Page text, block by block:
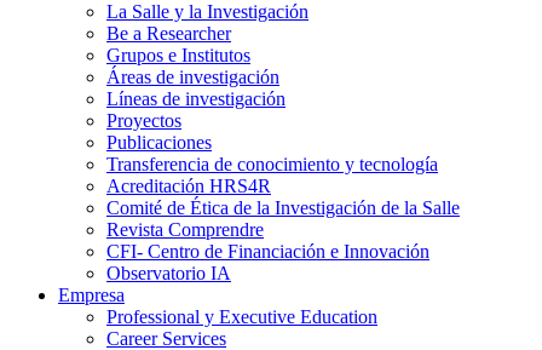
La Salle y la Investigación
Be a Researcher
Grupos e Institutos
Áreas de investigación
Líneas de investigación
Proyectos
Publicaciones
Transferencia de conocimiento y tecnología
Acreditación HRS4R
Comité de Ética de la Investigación de la Salle
Revista Comprendre
CFI- Centro de Financiación e Innovación
Observatorio IA
Empresa
Professional y Executive Education
Career Services